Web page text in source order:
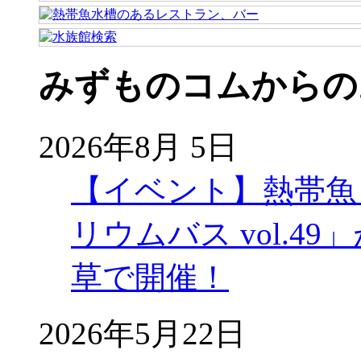
みずものコムから
2026年8月 5日
【イベント】熱帯
リウムバス vol.49
草で開催！
2026年5月22日